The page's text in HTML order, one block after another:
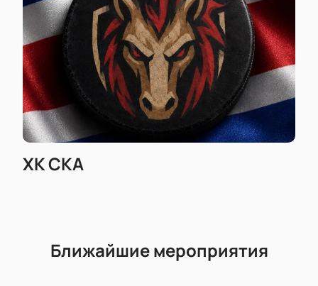
ХК СКА
Ближайшие мероприятия